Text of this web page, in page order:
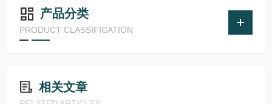
产品分类
PRODUCT CLASSIFICATION
相关文章